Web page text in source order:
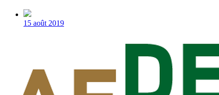
Post
date
15 août 2019